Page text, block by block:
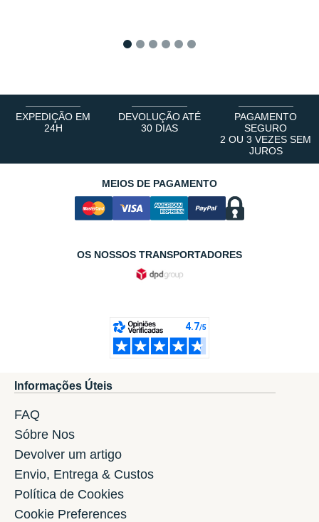
EXPEDIÇÃO EM
24H
DEVOLUÇÃO ATÉ
30 DIAS
PAGAMENTO
SEGURO
2 OU 3 VEZES SEM
JUROS
MEIOS DE PAGAMENTO
OS NOSSOS TRANSPORTADORES
Informações Úteis
FAQ
Sóbre Nos
Devolver um artigo
Envio, Entrega & Custos
Política de Cookies
Cookie Preferences